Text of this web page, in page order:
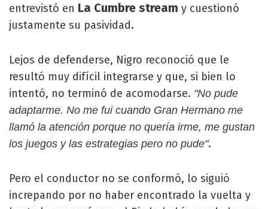
entrevistó en La Cumbre stream y cuestionó
justamente su pasividad.
Lejos de defenderse, Nigro reconoció que le
resultó muy difícil integrarse y que, si bien lo
intentó, no terminó de acomodarse. "No pude
adaptarme. No me fui cuando Gran Hermano me
llamó la atención porque no quería irme, me gustan
los juegos y las estrategias pero no pude".
Pero el conductor no se conformó, lo siguió
increpando por no haber encontrado la vuelta y